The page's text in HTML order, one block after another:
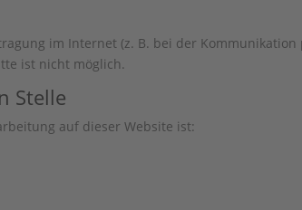
im Internet (z. B. bei der
ist nicht möglich.
Stelle
auf dieser Website ist: